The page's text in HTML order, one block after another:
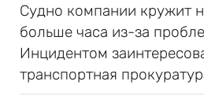
Судно компании кружит
больше часа из-за
Инцидентом
транспортная